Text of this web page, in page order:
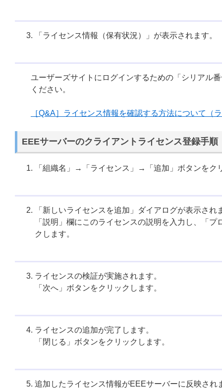
「ライセンス情報（保有状況）」が表示されます。
ユーザーズサイトにログインするための「シリアル
ください。
［Q&A］ライセンス情報を確認する方法について（
EEEサーバーのクライアントライセンス登録手順
「組織名」→「ライセンス」→「追加」ボタンをク
「新しいライセンスを追加」ダイアログが表示され
「説明」欄にこのライセンスの説明を入力し、「
クします。
ライセンスの検証が実施されます。
「次へ」ボタンをクリックします。
ライセンスの追加が完了します。
「閉じる」ボタンをクリックします。
追加したライセンス情報がEEEサーバーに反映され